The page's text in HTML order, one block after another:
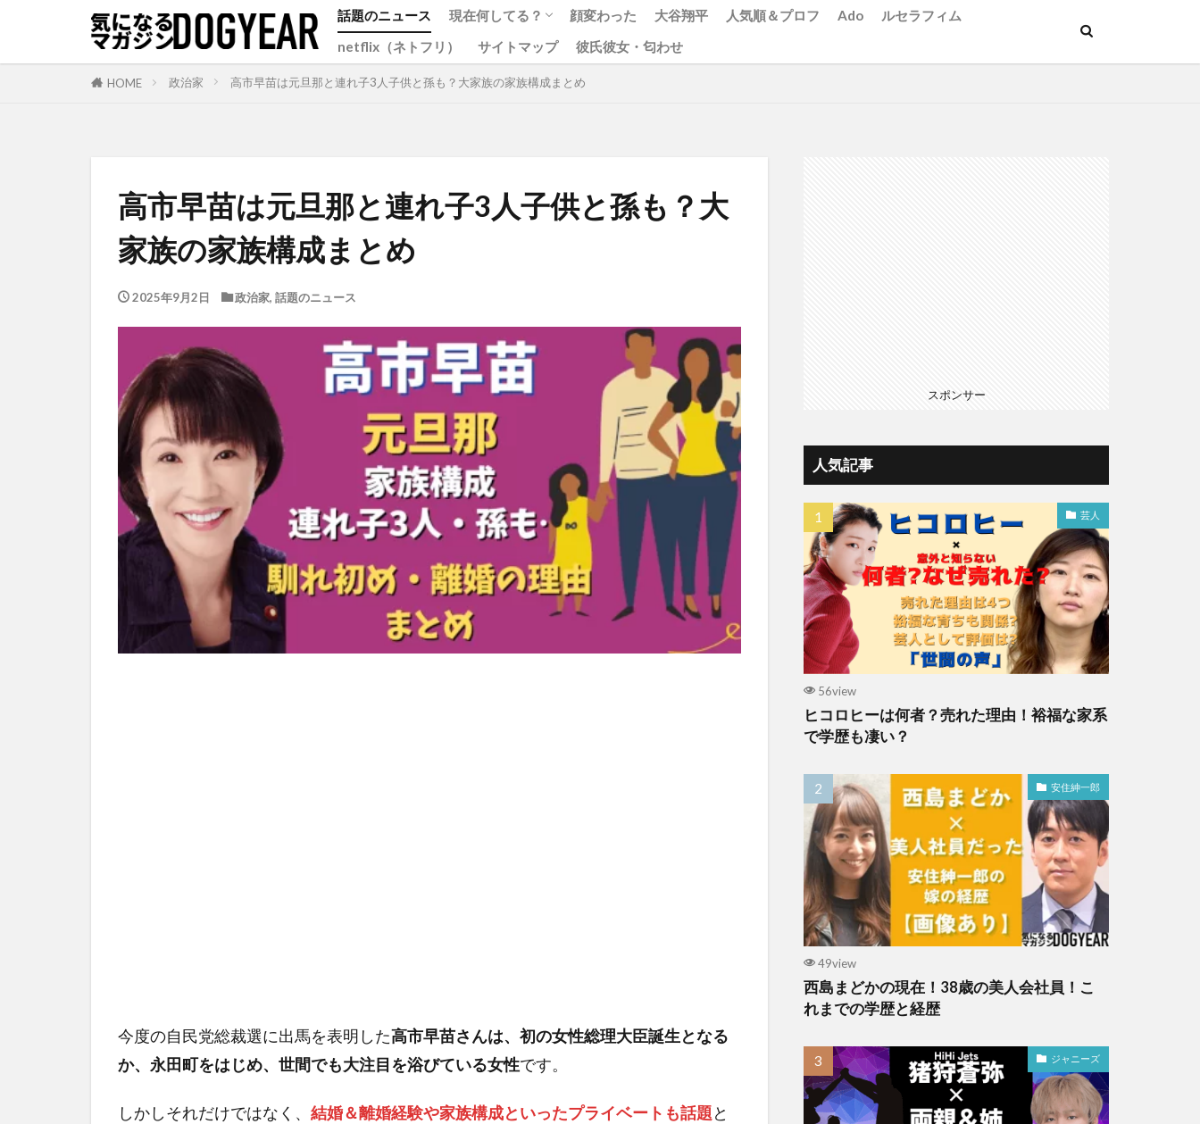
話題のニュース 現在何してる？
松本人志
ジャニーズ
顔変わった 大谷翔平 人気順＆プロフ Ado
ルセラフィム
netflix（ネトフリ）
サイトマップ 彼氏彼女・匂わせ
HOME 政治家 高市早苗は元旦那と連れ子3人子供と孫も？大家族の家族構成まとめ
高市早苗は元旦那と連れ子3人子供と孫も？大
家族の家族構成まとめ
2025年9月2日 政治家, 話題のニュース
今度の自民党総裁選に出馬を表明した高市早苗さんは、初の女性総理大臣誕生となる
か、永田町をはじめ、世間でも大注目を浴びている女性です。
しかしそれだけではなく、 結婚＆離婚経験や家族構成といったプライベートも話題と
スポンサー
人気記事
芸人
56view
ヒコロヒーは何者？売れた理由！裕福な家系
で学歴も凄い？
安住紳一郎
49view
西島まどかの現在！38歳の美人会社員！こ
れまでの学歴と経歴
ジャニーズ